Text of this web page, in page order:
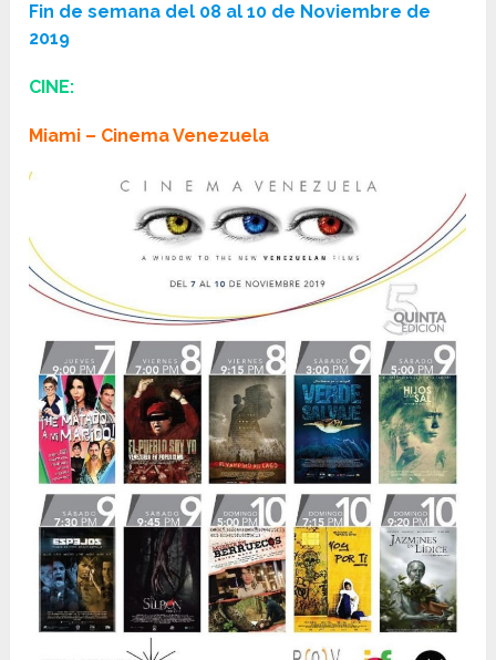
Fin de semana del 08 al 10 de Noviembre de
2019
CINE:
Miami – Cinema Venezuela